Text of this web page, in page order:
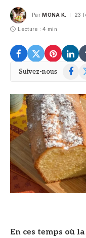
Par MONA K. 23
Lecture : 4 min
Suivez-nous
X
En ces temps où